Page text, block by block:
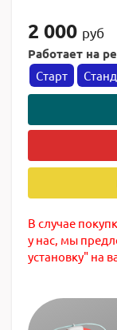
2 000 руб
Работает на
Старт
В случае
у нас, мы
установку" на